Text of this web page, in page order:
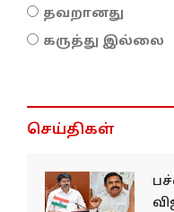
தவறானது
கருத்து இல்லை
செய்திகள்